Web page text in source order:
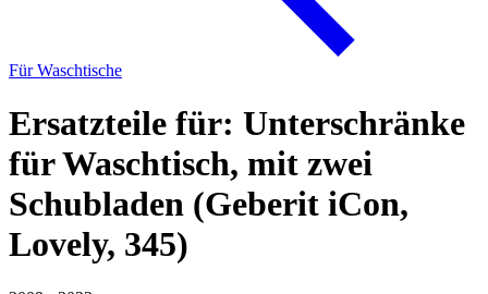
Für Waschtische
Ersatzteile für: Unterschränke
für Waschtisch, mit zwei
Schubladen (Geberit iCon,
Lovely, 345)